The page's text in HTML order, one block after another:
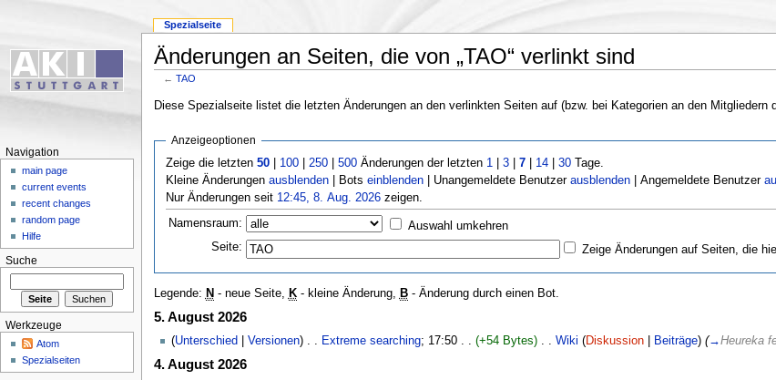
Änderungen an Seiten, die von „TAO“ verlinkt sind
←TAO
Diese Spezialseite listet die letzten Änderungen an den verlinkten Seiten auf (bzw. bei Kategorien an den Mitgliedern
Anzeigeoptionen
Zeige die letzten50 100 250 |500 Änderungen der letzten 1 |3 |7 14 |30 Tage.
Kleine Änderungenausblenden | Botseinblenden | Unangemeldete Benutzerausblenden | Angemeldete Benutzer
Nur Änderungen seit 12:45, 8. Aug. 2026 zeigen.
Namensraum:
Auswahl umkehren
Seite:
Zeige Änderungen auf Seiten, die
Legende: N - neue Seite, K- kleine Änderung, B- Änderung durch einen Bot.
5. August 2026
(Unterschied Versionen) . . Extreme searching‎; 17:50 . . (+54 Bytes). . Wiki (Diskussion| Beiträge) (→Heureka
4. August 2026
Spezialseite
Navigation
main page
current events
recent changes
random page
Hilfe
Suche
Werkzeuge
Atom
Spezialseiten